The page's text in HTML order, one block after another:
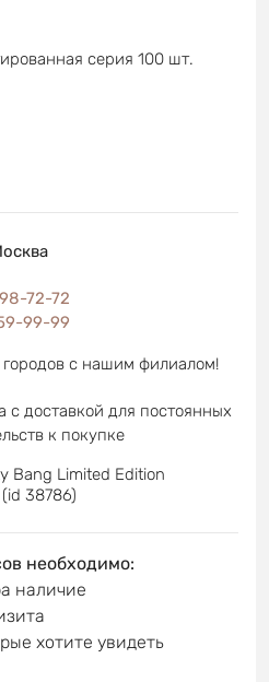
серия 100 шт.
72-72
99-99
с нашим филиалом!
с доставкой для постоянных
к покупке
Bang Limited Edition
(id 38786)
необходимо:
наличие
хотите увидеть